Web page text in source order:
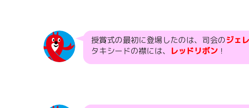
授賞式の最初に登場したのは、司会のジェ
タキシードの襟には、
レッドリボン ！